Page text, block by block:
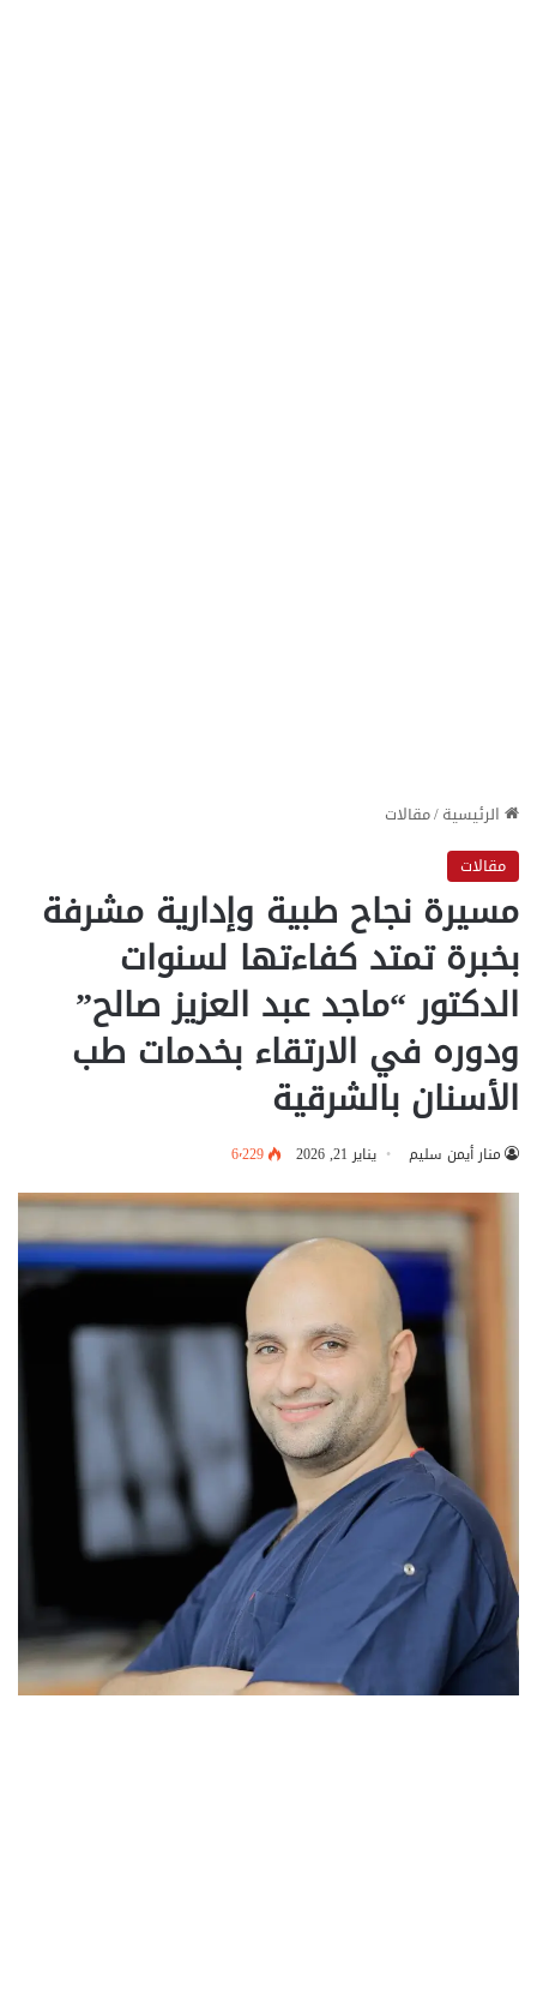
الرئيسية/مقالات
مقالات
مسيرة نجاح طبية وإدارية مشرفة
بخبرة تمتد كفاءتها لسنوات
الدكتور “ماجد عبد العزيز صالح”
ودوره في الارتقاء بخدمات طب
الأسنان بالشرقية
منار أيمن سليم يناير 21, 2026 6٬229